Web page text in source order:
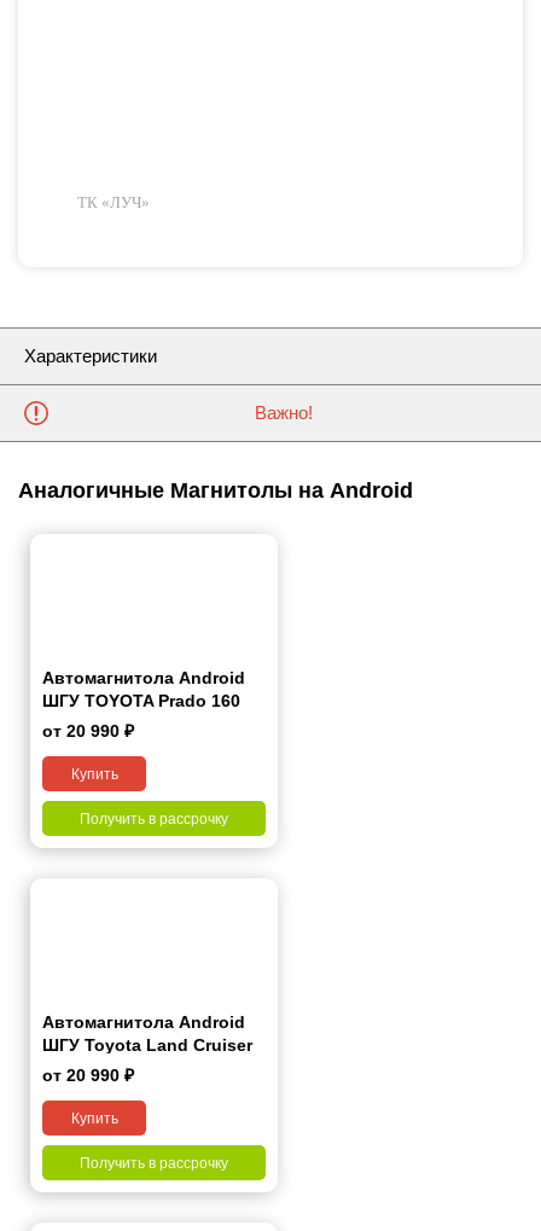
ТК «ЛУЧ»
Характеристики
Важно!
Аналогичные Магнитолы на Android
Автомагнитола Android
ШГУ TOYOTA Prado 160
2017-2022 10"
от 20 990 ₽
Купить
Получить в рассрочку
Автомагнитола Android
ШГУ Toyota Land Cruiser
Prado(120) 2002-2009 7"
от 20 990 ₽
Купить
Получить в рассрочку